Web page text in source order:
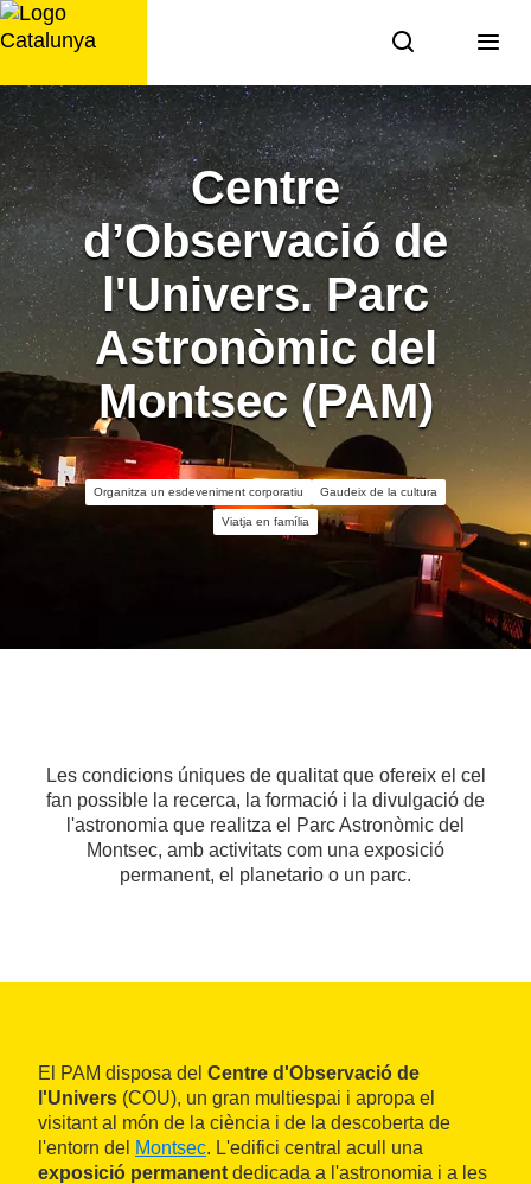
Saltar
al
Centre
d’Observació de
l'Univers. Parc
Astronòmic del
Montsec (PAM)
Organitza un esdeveniment corporatiu Gaudeix de la cultura
Viatja en família
Les condicions úniques de qualitat que ofereix el cel
fan possible la recerca, la formació i la divulgació de
l'astronomia que realitza el Parc Astronòmic del
Montsec, amb activitats com una exposició
permanent, el planetario o un parc.
El PAM disposa del Centre d'Observació de
l'Univers (COU), un gran multiespai i apropa el
visitant al món de la ciència i de la descoberta de
l'entorn del Montsec. L'edifici central acull una
exposició permanent dedicada a l'astronomia i a les